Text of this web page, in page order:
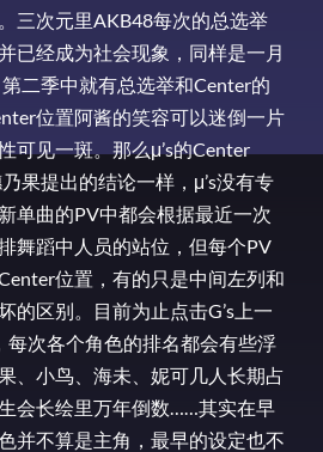
三次元里AKB48每次的总选举
已经成为社会现象，同样是一月
二季中就有总选举和Center的
位置阿酱的笑容可以迷倒一片
可见一斑。那么μ’s的Center
果提出的结论一样，μ’s没有专
单曲的PV中都会根据最近一次
舞蹈中人员的站位，但每个PV
位置，有的只是中间左列和
的区别。目前为止点击G’s上一
每次各个角色的排名都会有些浮
、小鸟、海未、妮可几人长期占
会长绘里万年倒数……其实在早
并不算是主角，最早的设定也不